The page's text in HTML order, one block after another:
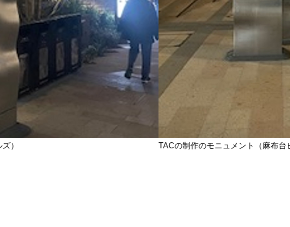
） TACの制作のモニュメント（麻布台